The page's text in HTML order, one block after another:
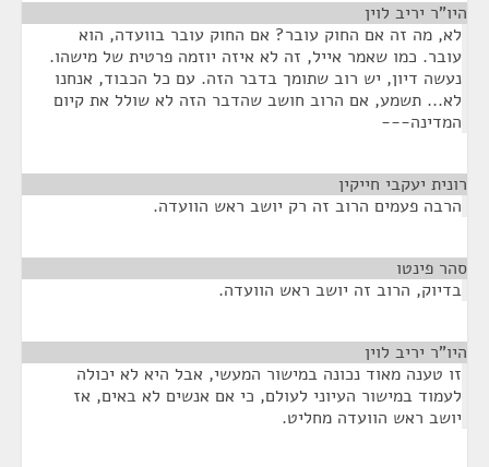
היו"ר יריב לוין
לא, מה זה אם החוק עובר? אם החוק עובר בוועדה, הוא
עובר. כמו שאמר אייל, זה לא איזה יוזמה פרטית של מישהו.
נעשה דיון, יש רוב שתומך בדבר הזה. עם כל הכבוד, אנחנו
לא... תשמע, אם הרוב חושב שהדבר הזה לא שולל את קיום
המדינה---
רונית יעקבי חייקין
הרבה פעמים הרוב זה רק יושב ראש הוועדה.
סהר פינטו
בדיוק, הרוב זה יושב ראש הוועדה.
היו"ר יריב לוין
זו טענה מאוד נכונה במישור המעשי, אבל היא לא יכולה
לעמוד במישור העיוני לעולם, כי אם אנשים לא באים, אז
יושב ראש הוועדה מחליט.